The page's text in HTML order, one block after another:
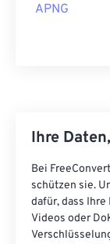
APNG
Ihre
Bei
schützen sie.
dafür, dass
Videos oder